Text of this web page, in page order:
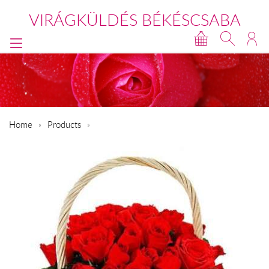
VIRÁGKÜLDÉS BÉKÉSCSABA
Home Products